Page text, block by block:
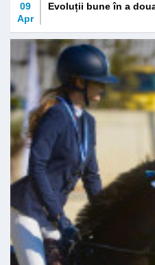
09
Apr
Evoluții bune în a